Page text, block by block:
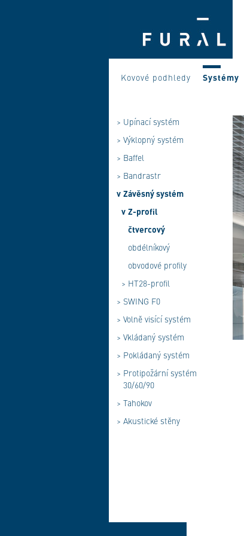
Kovové podhledy Systémy
> Upínací systém
> Výklopný systém
> Baffel
> Bandrastr
v Závěsný systém
v Z-profil
čtvercový
obdélníkový
obvodové profily
> HT28-profil
> SWING F0
> Volně visící systém
> Vkládaný systém
> Pokládaný systém
> Protipožární systém
30/60/90
> Tahokov
> Akustické stěny